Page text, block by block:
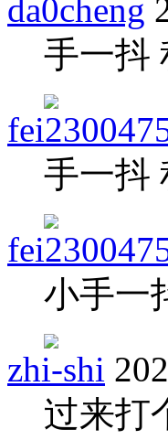
da0cheng
手一抖
手一抖
小手一
zhi-shi
过来打